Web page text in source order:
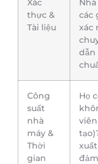
Xác
thực &
Tài liệu
các
xác
dẫn
Công
suất
nhà
máy &
Thời
gian
Họ